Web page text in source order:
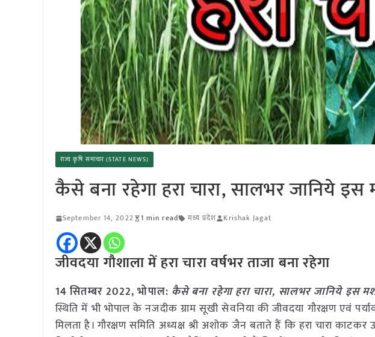
राज्य कृषि समाचार (STATE NEWS)
कैसे बना रहेगा हरा चारा, सालभर जानिये
September 14, 2022 1 min read मध्य प्रदेश Krishak Jagat
जीवदया गौशाला में हरा चारा वर्षभर ताजा बना रहेगा
14 सितम्बर 2022, भोपाल: कैसे बना रहेगा हरा चारा, सालभर जानिये इस
स्थिति में भी भोपाल के नजदीक ग्राम सूखी सेवनिया की जीवदया गौरक्षण एवं
मिलता है। गौरक्षण समिति अध्यक्ष श्री अशोक जैन बताते हैं कि हरा चारा